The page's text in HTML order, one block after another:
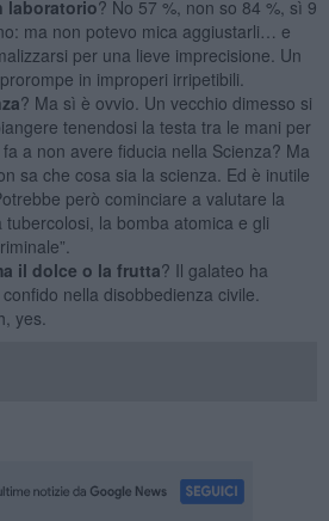
laboratorio? No 57 %, non so 84 %, sì 9
ma non potevo mica aggiustarli… e
per una lieve imprecisione. Un
in improperi irripetibili.
? Ma sì è ovvio. Un vecchio dimesso si
tenendosi la testa tra le mani per
a non avere fiducia nella Scienza? Ma
sa che cosa sia la scienza. Ed è inutile
però cominciare a valutare la
la bomba atomica e gli
il dolce o la frutta? Il galateo ha
nella disobbedienza civile.
yes.